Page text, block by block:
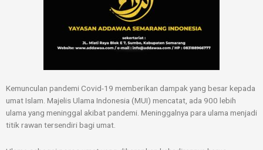
Kemunculan pandemi Covid-19 memberikan dampak yang besar kepada
umat Islam. Majelis Ulama Indonesia (MUI) mencatat, ada 900 lebih
ulama yang meninggal akibat pandemi. Meninggalnya para ulama menjadi
titik rawan tersendiri bagi umat.